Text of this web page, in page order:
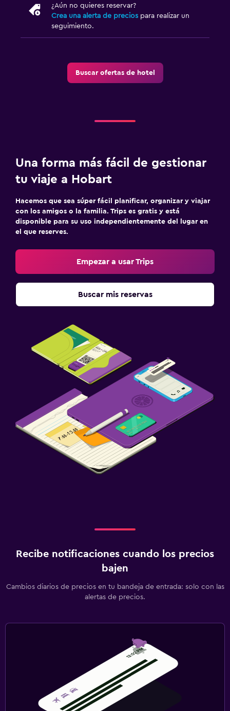
¿Aún no quieres reservar?
Crea una alerta de precios para realizar un
seguimiento.
Buscar ofertas de hotel
Una forma más fácil de gestionar
tu viaje a Hobart
Hacemos que sea súper fácil planificar, organizar y viajar
con los amigos o la familia. Trips es gratis y está
disponible para su uso independientemente del lugar en
el que reserves.
Empezar a usar Trips
Buscar mis reservas
Recibe notificaciones cuando los precios
bajen
Cambios diarios de precios en tu bandeja de entrada: solo con las
alertas de precios.